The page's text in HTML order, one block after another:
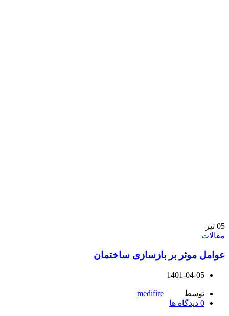
05 تیر
مقالات
عوامل موثر بر بازسازی ساختمان
1401-04-05
توسط
medifire
0 دیدگاه ها